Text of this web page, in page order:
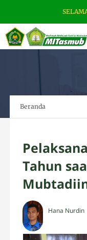
SELAMAT
Beranda
Tahun
Hana Nurdin